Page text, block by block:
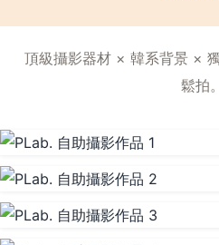
頂級攝影器材 × 韓系背景 ×
鬆拍。